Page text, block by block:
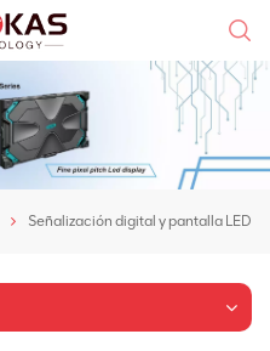
Señalización digital y pantalla LED